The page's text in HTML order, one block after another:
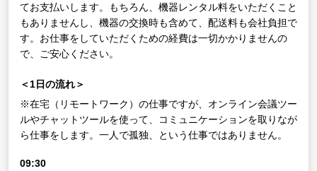
てお支払いします。もちろん、機器レンタル料をいただくこと
もありませんし、機器の交換時も含めて、配送料も会社負担で
す。お仕事をしていただくための経費は一切かかりませんの
で、ご安心ください。
＜1日の流れ＞
※在宅（リモートワーク）の仕事ですが、オンライン会議ツー
ルやチャットツールを使って、コミュニケーションを取りなが
ら仕事をします。一人で孤独、という仕事ではありません。
09:30